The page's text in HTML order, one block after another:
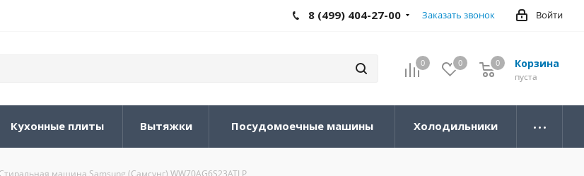
Войти
8 (499) 404-27-00 Заказать звонок
0 0 Корзина
0
пуста
0
Кухонные плиты Вытяжки Посудомоечные машины Холодильники
Стиральная машина Samsung (Самсунг) WW70AG6S23ATLP